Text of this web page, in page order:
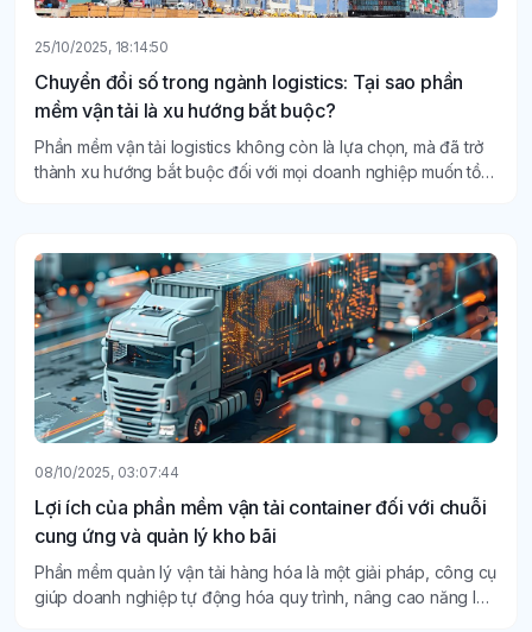
25/10/2025, 18:14:50
Chuyển đổi số trong ngành logistics: Tại sao phần
mềm vận tải là xu hướng bắt buộc?
Phần mềm vận tải logistics không còn là lựa chọn, mà đã trở
thành xu hướng bắt buộc đối với mọi doanh nghiệp muốn tồn
08/10/2025, 03:07:44
Lợi ích của phần mềm vận tải container đối với chuỗi
cung ứng và quản lý kho bãi
Phần mềm quản lý vận tải hàng hóa là một giải pháp, công cụ
giúp doanh nghiệp tự động hóa quy trình, nâng cao năng lực